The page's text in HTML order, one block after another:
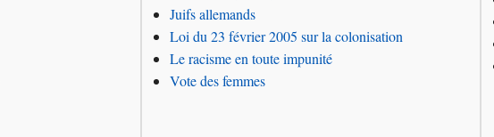
Juifs allemands
Loi du 23 février 2005 sur la colonisation
Le racisme en toute impunité
Vote des femmes